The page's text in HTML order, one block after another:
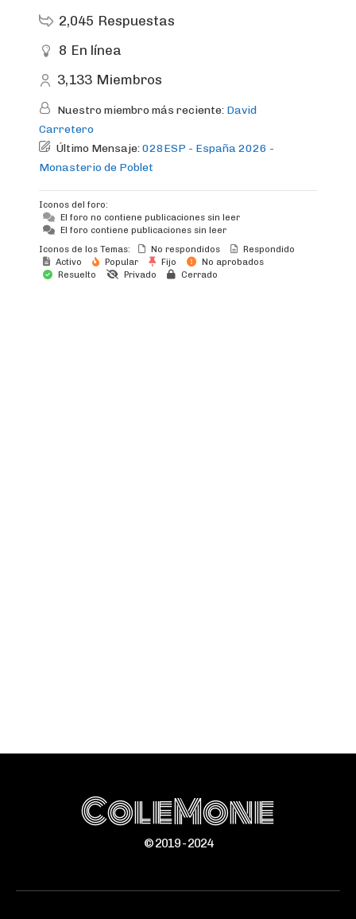
2,045 Respuestas
8 En línea
3,133 Miembros
Nuestro miembro más reciente: David
Carretero
Último Mensaje:028ESP - España 2026 -
Monasterio de Poblet
Iconos del foro:
El foro no contiene publicaciones sin leer
El foro contiene publicaciones sin leer
Iconos de los Temas:
No respondidos
Respondido
Activo
Popular Fijo
No aprobados
Resuelto
Privado Cerrado
ColeMone
© 2019 - 2024